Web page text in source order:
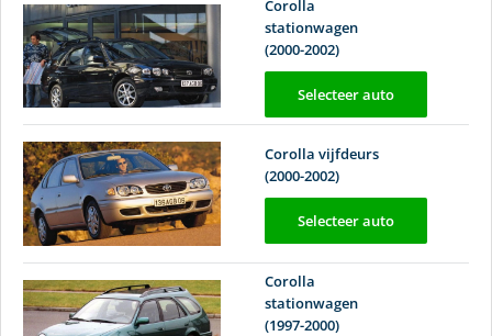
Corolla
stationwagen
(2000-2002)
Selecteer auto
Corolla vijfdeurs
(2000-2002)
Selecteer auto
Corolla
stationwagen
(1997-2000)